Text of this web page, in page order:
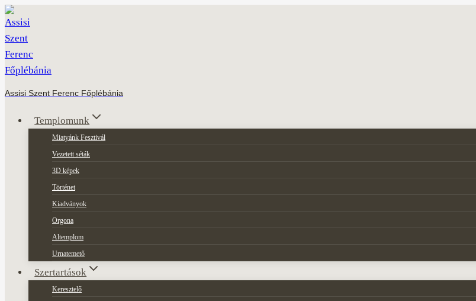
Skip
to
content
Assisi Szent Ferenc Főplébánia
Templomunk
Miatyánk Fesztivál
Vezetett séták
3D képek
Történet
Kiadványok
Orgona
Altemplom
Urnatemető
Szertartások
Keresztelő